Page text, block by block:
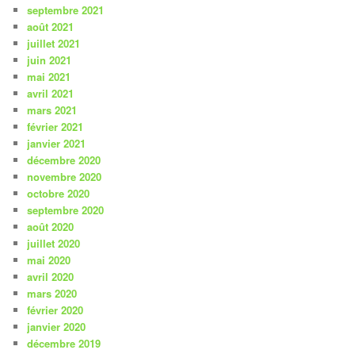
septembre 2021
août 2021
juillet 2021
juin 2021
mai 2021
avril 2021
mars 2021
février 2021
janvier 2021
décembre 2020
novembre 2020
octobre 2020
septembre 2020
août 2020
juillet 2020
mai 2020
avril 2020
mars 2020
février 2020
janvier 2020
décembre 2019